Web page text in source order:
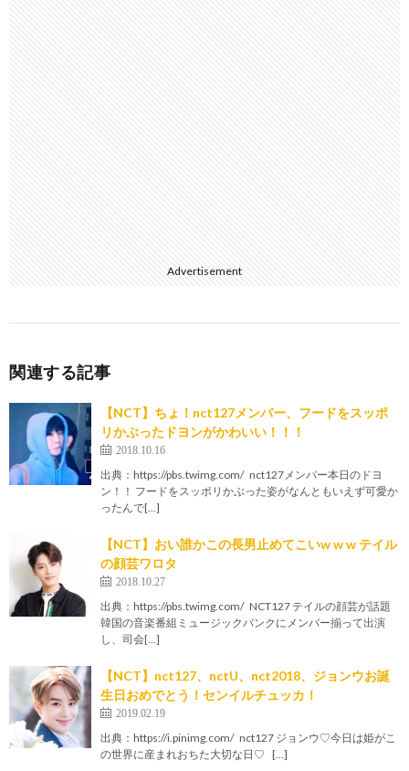
Advertisement
関連する記事
【NCT】ちょ！nct127メンバー、フードをスッポ
リかぶったドヨンがかわいい！！！
2018.10.16
出典：https://pbs.twimg.com/ nct127メンバー本日のドヨ
ン！！ フードをスッポリかぶった姿がなんともいえず可愛か
ったんで[…]
【NCT】おい誰かこの長男止めてこいw w w テイル
の顔芸ワロタ
2018.10.27
出典：https://pbs.twimg.com/ NCT127 テイルの顔芸が話題
韓国の音楽番組ミュージックバンクにメンバー揃って出演
し、司会[…]
【NCT】nct127、nctU、nct2018、ジョンウお誕
生日おめでとう！センイルチュッカ！
2019.02.19
出典：https://i.pinimg.com/ nct127 ジョンウ♡今日は姫がこ
の世界に産まれおちた大切な日♡ […]